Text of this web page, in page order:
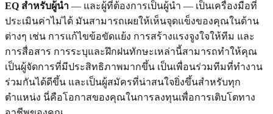
EQ สำหรับผู้นำ — และผู้ที่ต้องการเป็นผู้นำ — เป็นเครื่องมือที่
ประเมินค่าไม่ได้ มันสามารถเผยให้เห็นจุดแข็งของคุณในด้าน
ต่างๆ เช่น การแก้ไขข้อขัดแย้ง การสร้างแรงจูงใจให้ทีม และ
การสื่อสาร การระบุและฝึกฝนทักษะเหล่านี้สามารถทำให้คุณ
เป็นผู้จัดการที่มีประสิทธิภาพมากขึ้น เป็นเพื่อนร่วมทีมที่ทำงาน
ร่วมกันได้ดีขึ้น และเป็นผู้สมัครที่น่าสนใจยิ่งขึ้นสำหรับทุก
ตำแหน่ง นี่คือโอกาสของคุณในการลงทุนเพื่อการเติบโตทาง